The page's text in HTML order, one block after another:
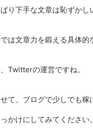
り下手な文章は恥ずかし
は文章力を鍛える具体的
Twitterの運営ですね。
て、ブログで少しでも
かけにしてみてください。